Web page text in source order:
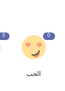
0
الحب
0